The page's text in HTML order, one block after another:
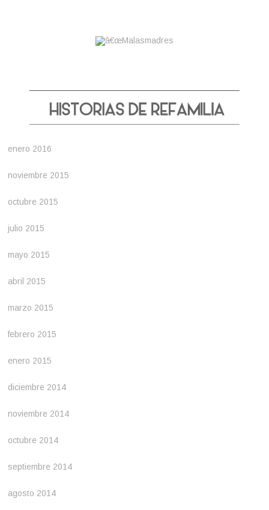
enero 2016
noviembre 2015
octubre 2015
julio 2015
mayo 2015
abril 2015
marzo 2015
febrero 2015
enero 2015
diciembre 2014
noviembre 2014
octubre 2014
septiembre 2014
agosto 2014